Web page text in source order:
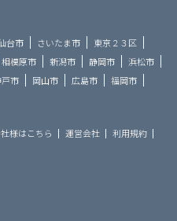
台市 さいたま市
東京２３区
相模原市 新潟市 静岡市
浜松市
市 岡山市 広島市
福岡市
様はこちら 運営会社
利用規約